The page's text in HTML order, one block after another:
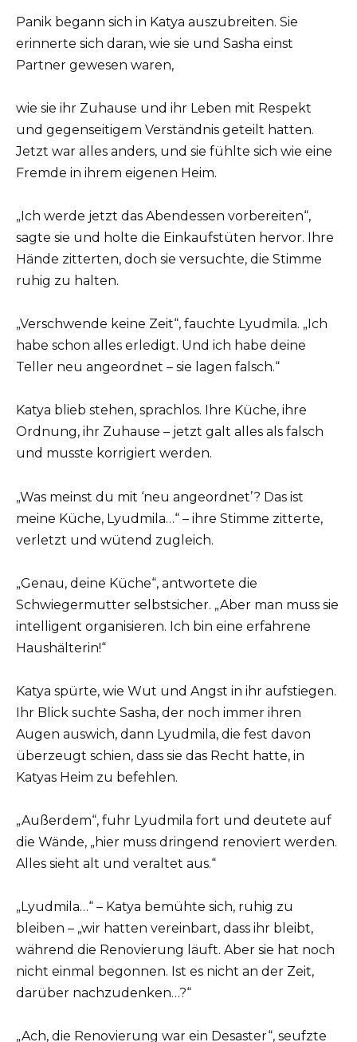
Panik begann sich in Katya auszubreiten. Sie
erinnerte sich daran, wie sie und Sasha einst
Partner gewesen waren,
wie sie ihr Zuhause und ihr Leben mit Respekt
und gegenseitigem Verständnis geteilt hatten.
Jetzt war alles anders, und sie fühlte sich wie eine
Fremde in ihrem eigenen Heim.
„Ich werde jetzt das Abendessen vorbereiten“,
sagte sie und holte die Einkaufstüten hervor. Ihre
Hände zitterten, doch sie versuchte, die Stimme
ruhig zu halten.
„Verschwende keine Zeit“, fauchte Lyudmila. „Ich
habe schon alles erledigt. Und ich habe deine
Teller neu angeordnet – sie lagen falsch.“
Katya blieb stehen, sprachlos. Ihre Küche, ihre
Ordnung, ihr Zuhause – jetzt galt alles als falsch
und musste korrigiert werden.
„Was meinst du mit ‘neu angeordnet’? Das ist
meine Küche, Lyudmila…“ – ihre Stimme zitterte,
verletzt und wütend zugleich.
„Genau, deine Küche“, antwortete die
Schwiegermutter selbstsicher. „Aber man muss sie
intelligent organisieren. Ich bin eine erfahrene
Haushälterin!“
Katya spürte, wie Wut und Angst in ihr aufstiegen.
Ihr Blick suchte Sasha, der noch immer ihren
Augen auswich, dann Lyudmila, die fest davon
überzeugt schien, dass sie das Recht hatte, in
Katyas Heim zu befehlen.
„Außerdem“, fuhr Lyudmila fort und deutete auf
die Wände, „hier muss dringend renoviert werden.
Alles sieht alt und veraltet aus.“
„Lyudmila…“ – Katya bemühte sich, ruhig zu
bleiben – „wir hatten vereinbart, dass ihr bleibt,
während die Renovierung läuft. Aber sie hat noch
nicht einmal begonnen. Ist es nicht an der Zeit,
darüber nachzudenken…?“
„Ach, die Renovierung war ein Desaster“, seufzte